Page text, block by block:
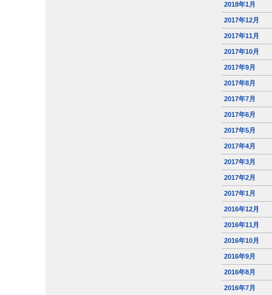
2018年1月
2017年12月
2017年11月
2017年10月
2017年9月
2017年8月
2017年7月
2017年6月
2017年5月
2017年4月
2017年3月
2017年2月
2017年1月
2016年12月
2016年11月
2016年10月
2016年9月
2016年8月
2016年7月